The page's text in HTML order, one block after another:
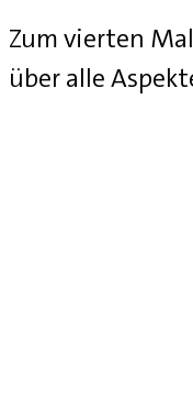
Zum vierten
über alle